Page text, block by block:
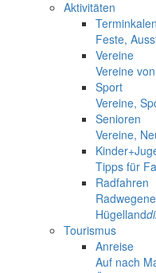
Aktivitäten
Feste,
Vereine
Vereine
Sport
Vereine,
Senioren
Vereine,
Tipps für
Radfahren
Hügelland
Tourismus
Anreise
Auf nach